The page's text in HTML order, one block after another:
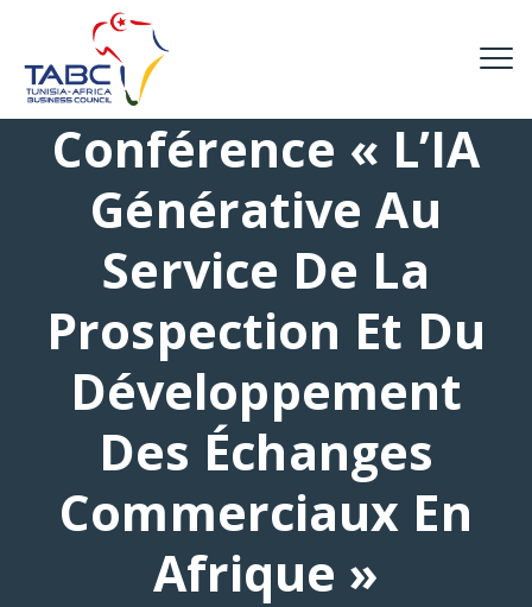
Conférence « L’IA
Générative Au
Service De La
Prospection Et Du
Développement
Des Échanges
Commerciaux En
Afrique »